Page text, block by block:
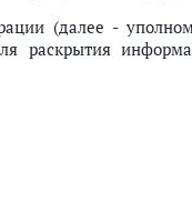
(далее -
раскрытия